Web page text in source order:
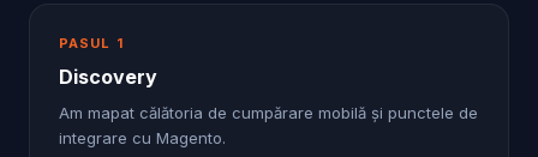
PASUL 1
Discovery
Am mapat călătoria de cumpărare mobilă și punctele de
integrare cu Magento.